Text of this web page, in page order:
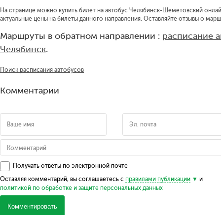
На странице можно купить билет на автобус Челябинск-Шеметовский
актуальные цены на билеты данного направления. Оставляйте отзывы о
Маршруты в обратном направлении : расписание
Челябинск.
Поиск расписания автобусов
Комментарии
Получать ответы по электронной почте
Оставляя комментарий, вы соглашаетесь с правилами публикации
и
политикой по обработке и защите персональных данных
Комментировать